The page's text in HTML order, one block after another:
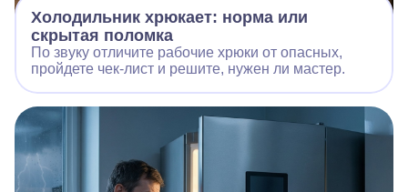
Холодильник хрюкает: норма или
скрытая поломка
По звуку отличите рабочие хрюки от опасных,
пройдете чек‑лист и решите, нужен ли мастер.